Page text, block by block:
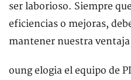
ser laborioso. Siempre
eficiencias o mejoras,
mantener nuestra
oung elogia el equipo de